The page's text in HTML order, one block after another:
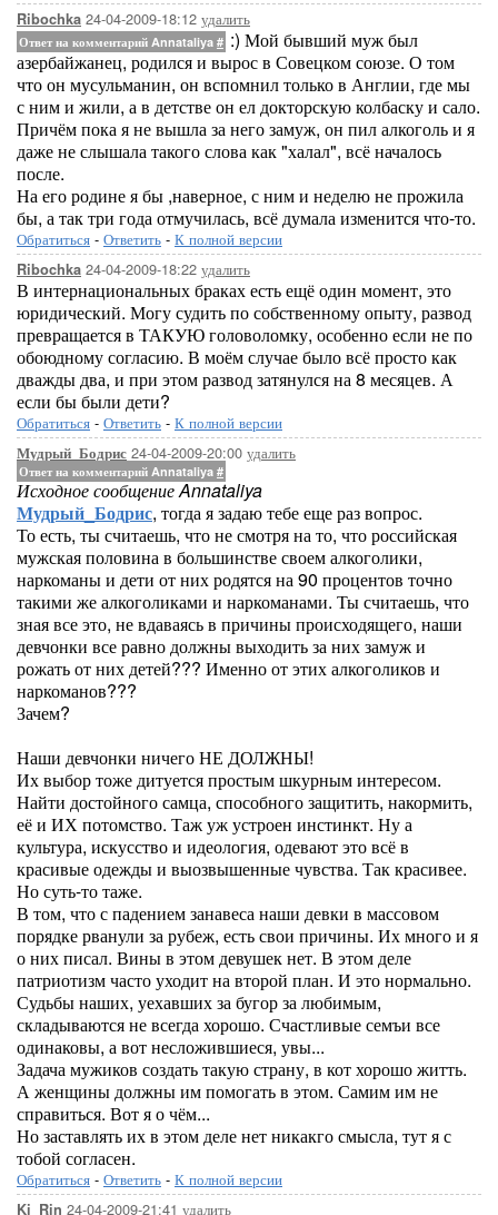
Ribochka 24-04-2009-18:12 удалить
Ответ на комментарий Annataliya # :) Мой бывший муж был
азербайжанец, родился и вырос в Совецком союзе. О том
что он мусульманин, он вспомнил только в Англии, где мы
с ним и жили, а в детстве он ел докторскую колбаску и сало.
Причём пока я не вышла за него замуж, он пил алкоголь и я
даже не слышала такого слова как "халал", всё началось
после.
На его родине я бы ,наверное, с ним и неделю не прожила
бы, а так три года отмучилась, всё думала изменится что-то.
Обратиться - Ответить - К полной версии
Ribochka 24-04-2009-18:22 удалить
В интернациональных браках есть ещё один момент, это
юридический. Могу судить по собственному опыту, развод
превращается в ТАКУЮ головоломку, особенно если не по
обоюдному согласию. В моём случае было всё просто как
дважды два, и при этом развод затянулся на 8 месяцев. А
если бы были дети?
Обратиться - Ответить - К полной версии
Мудрый_Бодрис 24-04-2009-20:00 удалить
Ответ на комментарий Annataliya #
Исходное сообщение Annataliya
Мудрый_Бодрис, тогда я задаю тебе еще раз вопрос.
То есть, ты считаешь, что не смотря на то, что российская
мужская половина в большинстве своем алкоголики,
наркоманы и дети от них родятся на 90 процентов точно
такими же алкоголиками и наркоманами. Ты считаешь, что
зная все это, не вдаваясь в причины происходящего, наши
девчонки все равно должны выходить за них замуж и
рожать от них детей??? Именно от этих алкоголиков и
наркоманов???
Зачем?
Наши девчонки ничего НЕ ДОЛЖНЫ!
Их выбор тоже дитуется простым шкурным интересом.
Найти достойного самца, способного защитить, накормить,
её и ИХ потомство. Таж уж устроен инстинкт. Ну а
культура, искусство и идеология, одевают это всё в
красивые одежды и выозвышенные чувства. Так красивее.
Но суть-то таже.
В том, что с падением занавеса наши девки в массовом
порядке рванули за рубеж, есть свои причины. Их много и я
о них писал. Вины в этом девушек нет. В этом деле
патриотизм часто уходит на второй план. И это нормально.
Судьбы наших, уехавших за бугор за любимым,
складываются не всегда хорошо. Счастливые семъи все
одинаковы, а вот несложившиеся, увы...
Задача мужиков создать такую страну, в кот хорошо житть.
А женщины должны им помогать в этом. Самим им не
справиться. Вот я о чём...
Но заставлять их в этом деле нет никакго смысла, тут я с
тобой согласен.
Обратиться - Ответить - К полной версии
Ki_Rin 24-04-2009-21:41 удалить